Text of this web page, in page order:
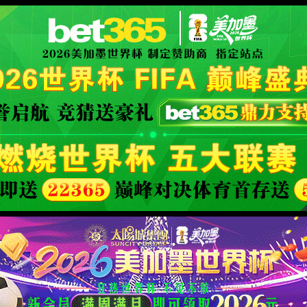
杯预测网站 特色服务 糖友之声 新闻资讯 健康U城